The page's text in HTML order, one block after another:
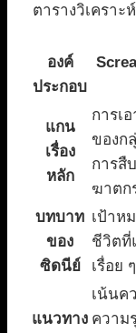
ตารางวิเคราะ
องค์
ประกอบ
แกน
เรื่อง
หลัก
การเ
ของก
การสื
ฆาตก
บทบาท
ของ
ซิดนีย์
เป้าห
ชีวิตที่
เรื่อย ๆ
แนวทาง
เน้นค
ความ